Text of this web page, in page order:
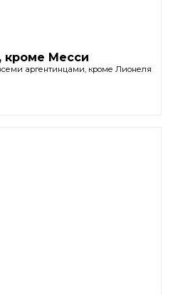
кроме Месси
аргентинцами, кроме Лионеля